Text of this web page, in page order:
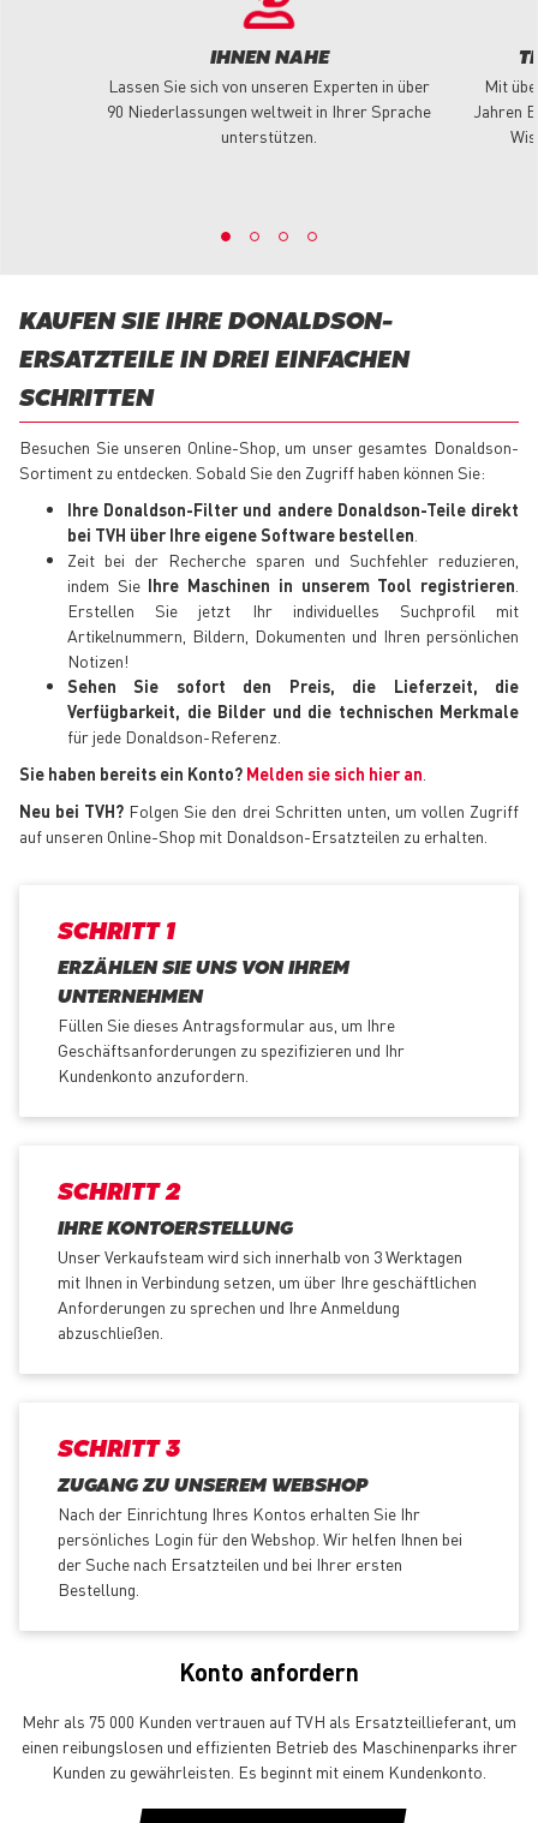
IHNEN NAHE
Lassen Sie sich von unseren Experten in über
90 Niederlassungen weltweit in Ihrer Sprache
unterstützen.
Mit
Jahren
KAUFEN SIE IHRE DONALDSON-
ERSATZTEILE IN DREI EINFACHEN
SCHRITTEN
Besuchen Sie unseren Online-Shop, um unser gesamtes Donaldson-
Sortiment zu entdecken. Sobald Sie den Zugriff haben können Sie:
Ihre Donaldson-Filter und andere Donaldson-Teile direkt
bei TVH über Ihre eigene Software bestellen
Zeit bei der Recherche sparen und Suchfehler reduzieren,
indem Sie Ihre Maschinen in unserem Tool registrieren
Erstellen Sie jetzt Ihr individuelles Suchprofil mit
Artikelnummern, Bildern, Dokumenten und Ihren persönlichen
Notizen!
Sehen Sie sofort den Preis, die Lieferzeit, die
Verfügbarkeit, die Bilder und die technischen Merkmale
für jede Donaldson-Referenz.
Sie haben bereits ein Konto? Melden sie sich hier an
Neu bei TVH? Folgen Sie den drei Schritten unten, um vollen Zugriff
auf unseren Online-Shop mit Donaldson-Ersatzteilen zu erhalten.
SCHRITT 1
ERZÄHLEN SIE UNS VON IHREM
UNTERNEHMEN
Füllen Sie dieses Antragsformular aus, um Ihre
Geschäftsanforderungen zu spezifizieren und Ihr
Kundenkonto anzufordern.
SCHRITT 2
IHRE KONTOERSTELLUNG
Unser Verkaufsteam wird sich innerhalb von 3 Werktagen
mit Ihnen in Verbindung setzen, um über Ihre geschäftlichen
Anforderungen zu sprechen und Ihre Anmeldung
abzuschließen.
SCHRITT 3
ZUGANG ZU UNSEREM WEBSHOP
Nach der Einrichtung Ihres Kontos erhalten Sie Ihr
persönliches Login für den Webshop. Wir helfen Ihnen bei
der Suche nach Ersatzteilen und bei Ihrer ersten
Bestellung.
Konto anfordern
Mehr als 75 000 Kunden vertrauen auf TVH als Ersatzteillieferant, um
einen reibungslosen und effizienten Betrieb des Maschinenparks ihrer
Kunden zu gewährleisten. Es beginnt mit einem Kundenkonto.